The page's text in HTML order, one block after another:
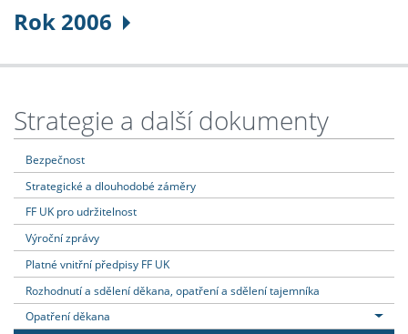
Rok 2006
Strategie a další dokumenty
Bezpečnost
Strategické a dlouhodobé záměry
FF UK pro udržitelnost
Výroční zprávy
Platné vnitřní předpisy FF UK
Rozhodnutí a sdělení děkana, opatření a sdělení tajemníka
Opatření děkana